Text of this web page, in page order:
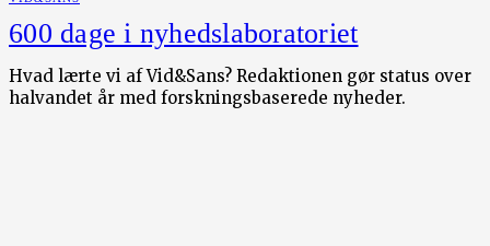
600 dage i nyhedslaboratoriet
Hvad lærte vi af Vid&Sans? Redaktionen gør status over
halvandet år med forskningsbaserede nyheder.